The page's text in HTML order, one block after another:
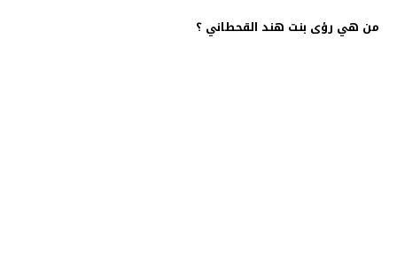
من هي رؤى بنت هند القحطاني ؟